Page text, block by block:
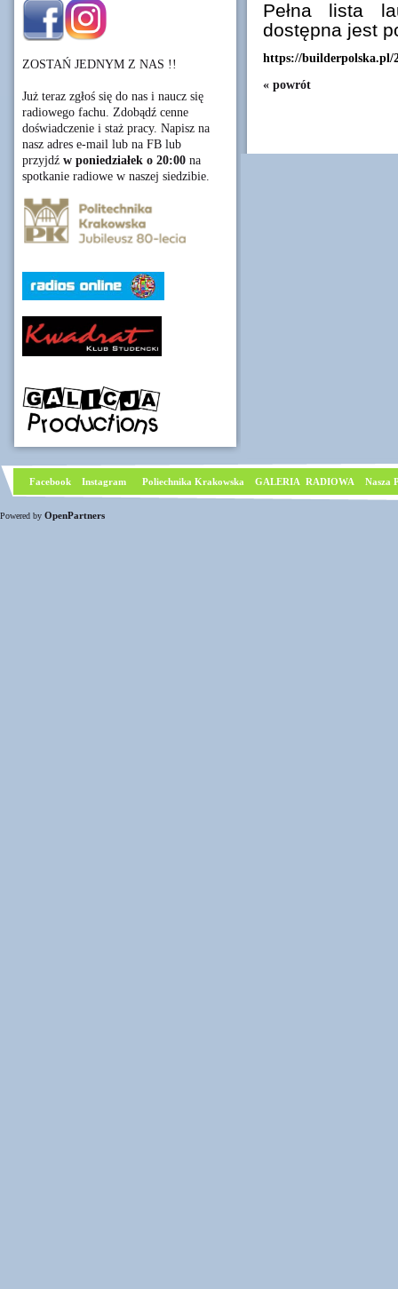
ZOSTAŃ JEDNYM Z NAS !!
Już teraz zgłoś się do nas i naucz się
radiowego fachu. Zdobądź cenne
doświadczenie i staż pracy. Napisz na
nasz adres e-mail lub na FB lub
przyjdź w poniedziałek o 20:00 na
spotkanie radiowe w naszej siedzibie.
Pełna lista
dostępna jest
https://builderpolska.pl/
« powrót
Facebook Instagram Poliechnika Krakowska GALERIA RADIOWA Nasza
Powered by OpenPartners